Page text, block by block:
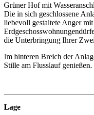
Grüner Hof mit
Die in sich geschlossene
liebevoll gestaltete Anger
die Unterbringung Ihrer
Im hinteren Breich der
Stille am Flusslauf genießen.
Lage